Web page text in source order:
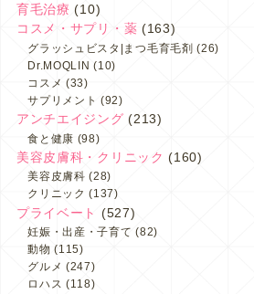
育毛治療 (10)
コスメ・サプリ・薬 (163)
グラッシュビスタ|まつ毛育毛剤 (26)
Dr.MOQLIN (10)
コスメ (33)
サプリメント (92)
アンチエイジング (213)
食と健康 (98)
美容皮膚科・クリニック (160)
美容皮膚科 (28)
クリニック (137)
プライベート (527)
妊娠・出産・子育て (82)
動物 (115)
グルメ (247)
ロハス (118)